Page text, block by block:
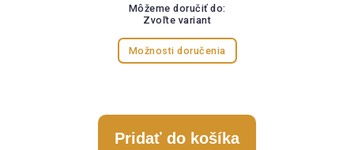
Môžeme doručiť do:
Zvoľte variant
Možnosti doručenia
Pridať do košíka